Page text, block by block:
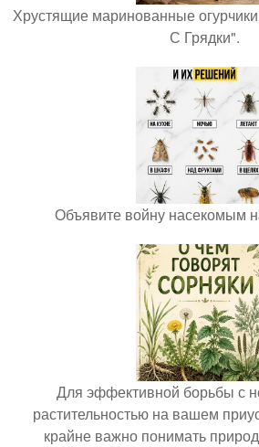
Хрустящие маринованные
С Грядки".
Объявите войну насекомым
Для эффективной борьбы с
растительностью на вашем
крайне важно понимать